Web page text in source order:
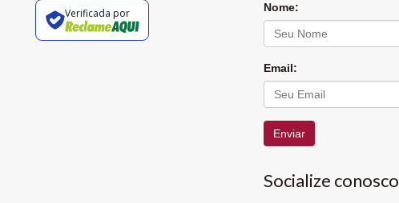
Verificada por Nome:
Email:
Enviar
Socialize conosco